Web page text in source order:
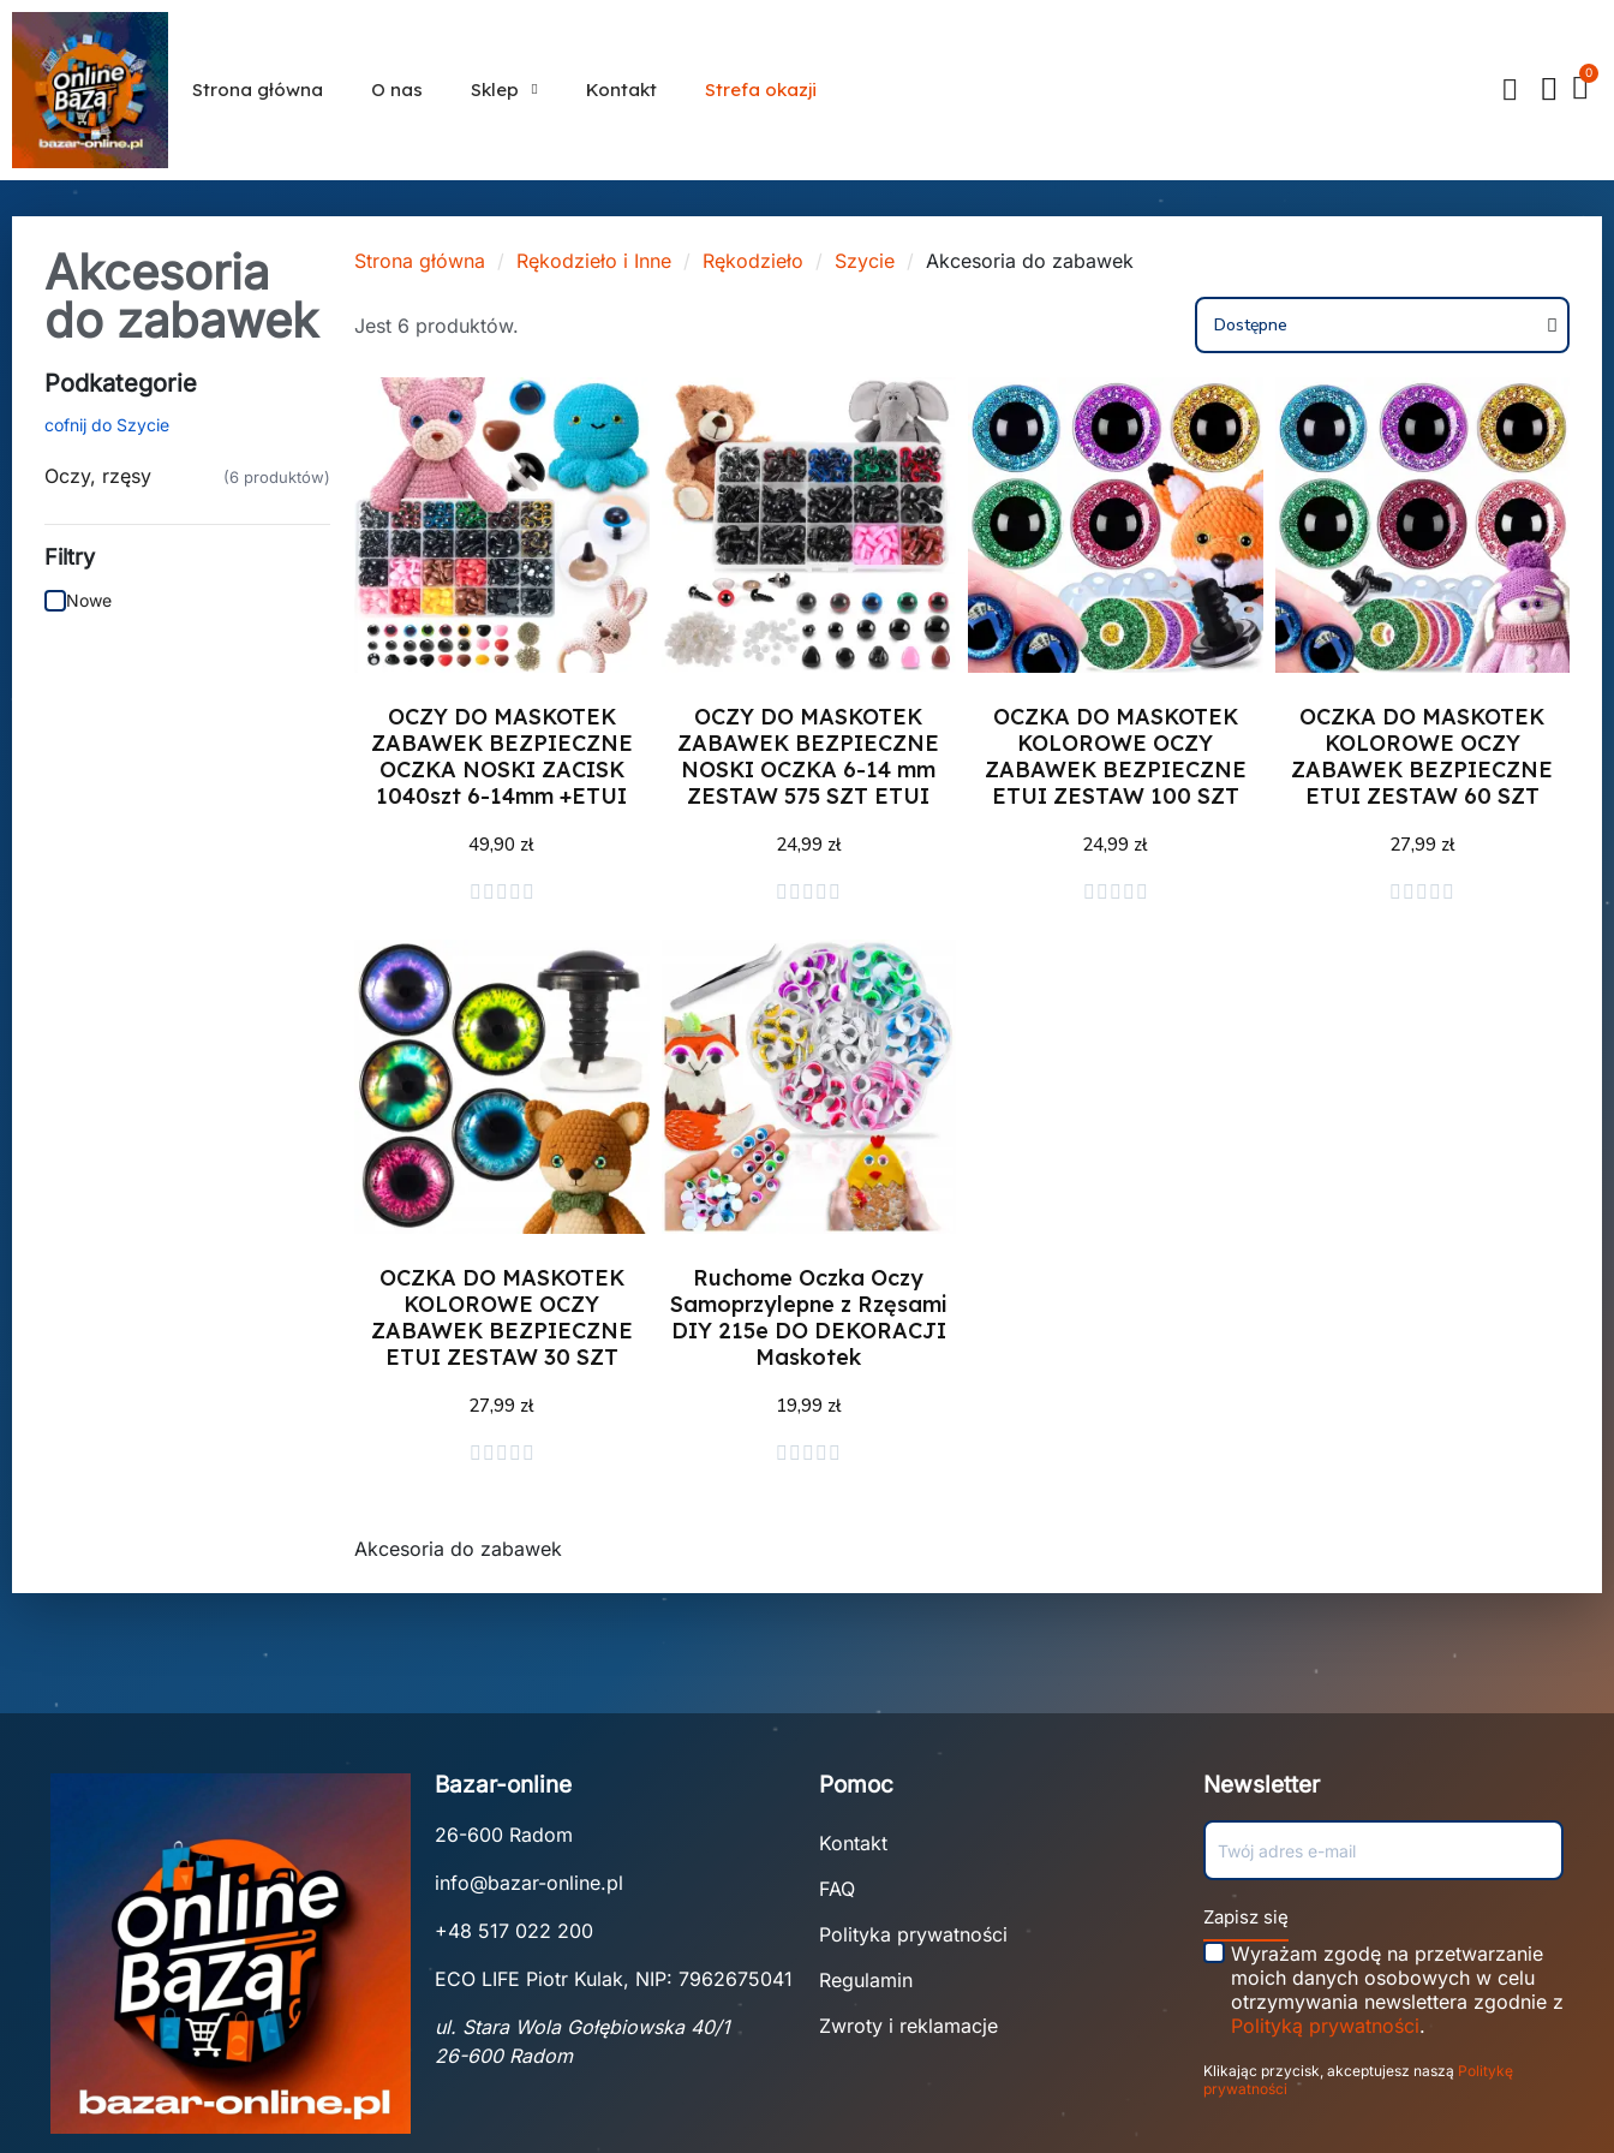
Strona główna O nas Sklep Kontakt Strefa okazji
Akcesoria
do zabawek
Podkategorie
cofnij do Szycie
Oczy, rzęsy (6 produktów)
Filtry
Nowe
Strona główna Rękodzieło i Inne Rękodzieło Szycie Akcesoria do zabawek
Jest 6 produktów.
OCZY DO MASKOTEK
ZABAWEK BEZPIECZNE
OCZKA NOSKI ZACISK
1040szt 6-14mm +ETUI
49,90 zł
    
Dodaj do koszyka
OCZY DO MASKOTEK
ZABAWEK BEZPIECZNE
NOSKI OCZKA 6-14 mm
ZESTAW 575 SZT ETUI
24,99 zł
    
Dodaj do koszyka
OCZKA DO MASKOTEK
KOLOROWE OCZY
ZABAWEK BEZPIECZNE
ETUI ZESTAW 100 SZT
24,99 zł
    
Dodaj do koszyka
OCZKA DO MASKOTEK
KOLOROWE OCZY
ZABAWEK BEZPIECZNE
ETUI ZESTAW 60 SZT
27,99 zł
    
Dodaj do koszyka
OCZKA DO MASKOTEK
KOLOROWE OCZY
ZABAWEK BEZPIECZNE
ETUI ZESTAW 30 SZT
27,99 zł
    
Dodaj do koszyka
Ruchome Oczka Oczy
Samoprzylepne z Rzęsami
DIY 215e DO DEKORACJI
Maskotek
19,99 zł
    
Dodaj do koszyka
Akcesoria do zabawek
Bazar-online
26-600 Radom
info@bazar-online.pl
+48 517 022 200
ECO LIFE Piotr Kulak, NIP: 7962675041
ul. Stara Wola Gołębiowska 40/1
26-600 Radom
Pomoc
Kontakt
FAQ
Polityka prywatności
Regulamin
Zwroty i reklamacje
Newsletter
Zapisz się
Wyrażam zgodę na przetwarzanie
moich danych osobowych w celu
otrzymywania newslettera zgodnie z
Polityką prywatności.
Klikając przycisk, akceptujesz naszą Politykę
prywatności